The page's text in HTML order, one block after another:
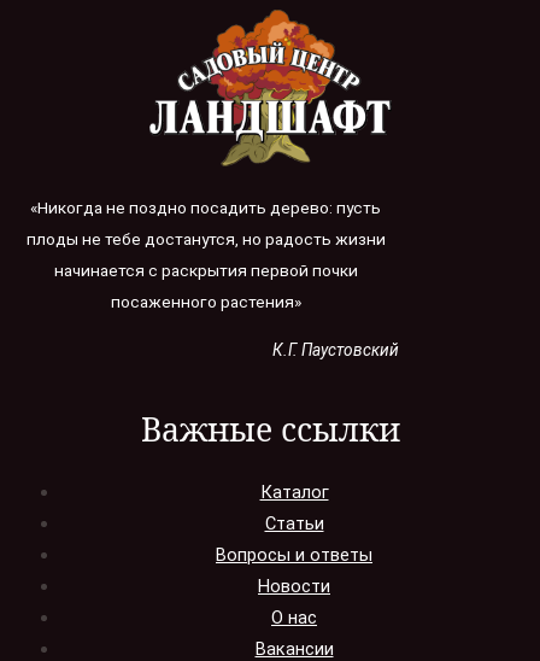
«Никогда не поздно посадить дерево: пусть
плоды не тебе достанутся, но радость жизни
начинается с раскрытия первой почки
посаженного растения»
К.Г. Паустовский
Важные ссылки
Каталог
Статьи
Вопросы и ответы
Новости
О нас
Вакансии